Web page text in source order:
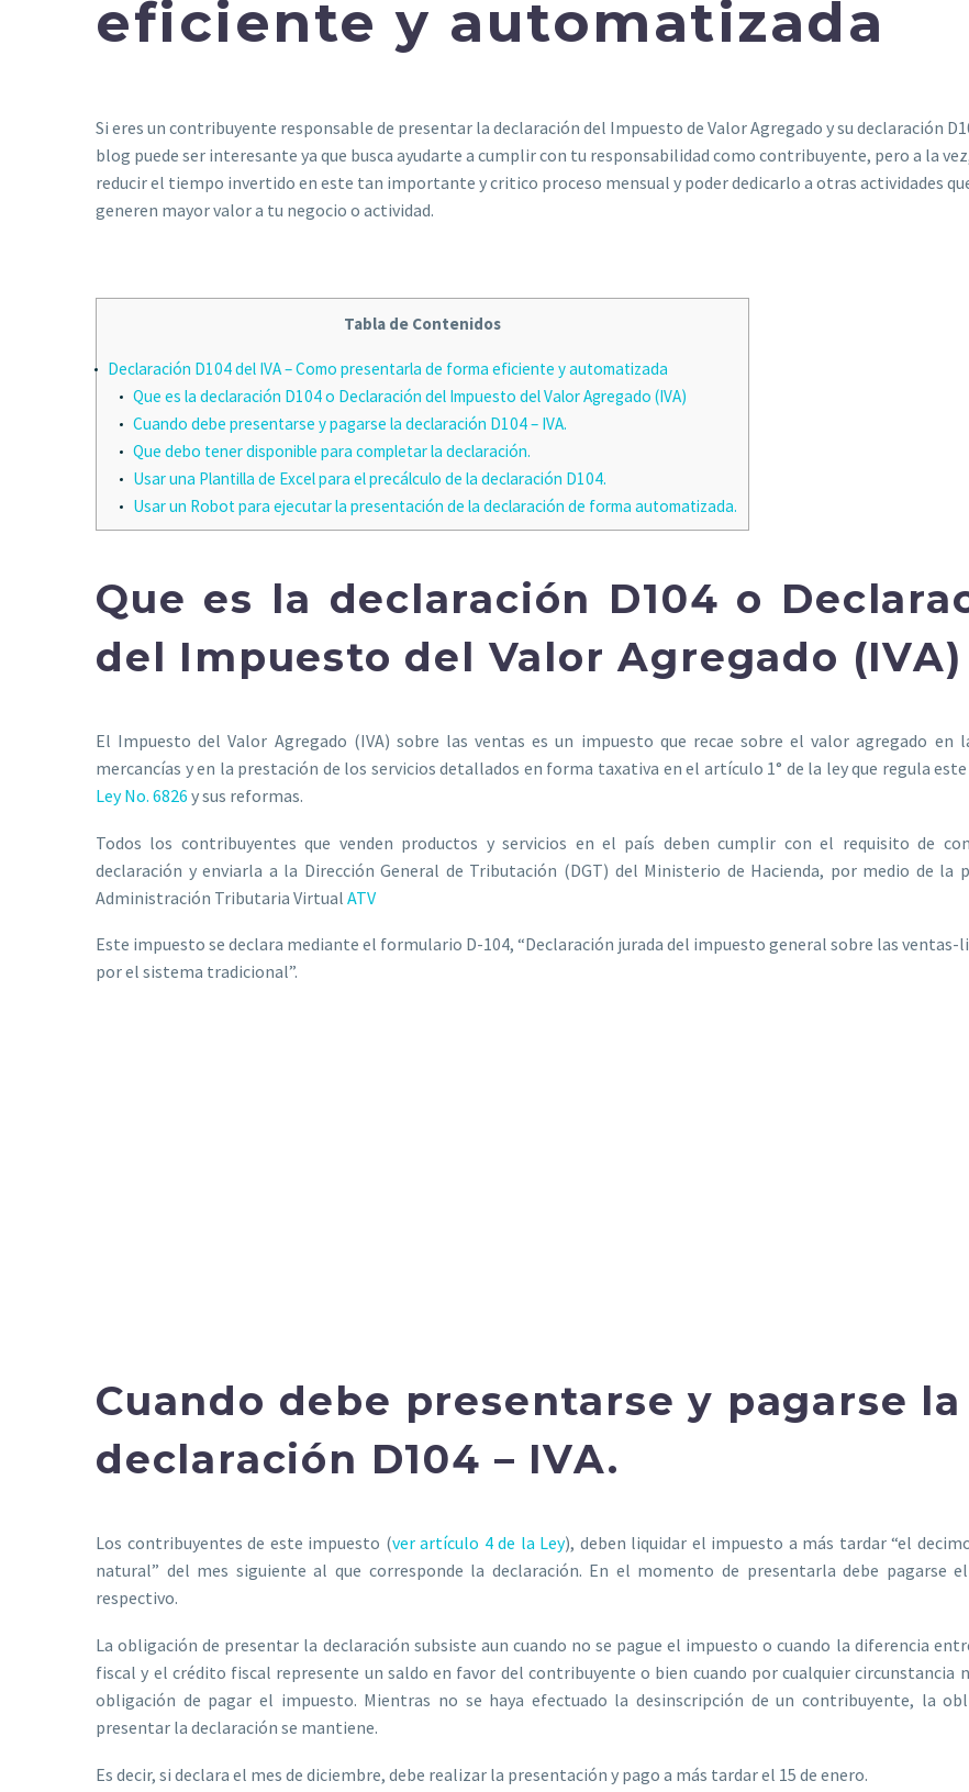
eficiente y automatizada
Si eres un contribuyente responsable de presentar la declaración del Impuesto de Valor Agregado y su declaración
blog puede ser interesante ya que busca ayudarte a cumplir con tu responsabilidad como contribuyente, pero a la
reducir el tiempo invertido en este tan importante y critico proceso mensual y poder dedicarlo a otras actividades
generen mayor valor a tu negocio o actividad.
Tabla de Contenidos
Declaración D104 del IVA – Como presentarla de forma eficiente y automatizada
Que es la declaración D104 o Declaración del Impuesto del Valor Agregado (IVA)
Cuando debe presentarse y pagarse la declaración D104 – IVA.
Que debo tener disponible para completar la declaración.
Usar una Plantilla de Excel para el precálculo de la declaración D104.
Usar un Robot para ejecutar la presentación de la declaración de forma automatizada.
Que es la declaración D104 o
del Impuesto del Valor Agregado (IVA)
El Impuesto del Valor Agregado (IVA) sobre las ventas es un impuesto que recae sobre el valor agregado en
mercancías y en la prestación de los servicios detallados en forma taxativa en el artículo 1° de la ley que regula
Ley No. 6826 y sus reformas.
Todos los contribuyentes que venden productos y servicios en el país deben cumplir con el requisito de
declaración y enviarla a la Dirección General de Tributación (DGT) del Ministerio de Hacienda, por medio de la
Administración Tributaria Virtual ATV
Este impuesto se declara mediante el formulario D-104, “Declaración jurada del impuesto general sobre las ventas-
por el sistema tradicional”.
Cuando debe presentarse y pagarse la
declaración D104 – IVA.
Los contribuyentes de este impuesto (ver artículo 4 de la Ley), deben liquidar el impuesto a más tardar “el
natural” del mes siguiente al que corresponde la declaración. En el momento de presentarla debe pagarse
respectivo.
La obligación de presentar la declaración subsiste aun cuando no se pague el impuesto o cuando la diferencia
fiscal y el crédito fiscal represente un saldo en favor del contribuyente o bien cuando por cualquier circunstancia
obligación de pagar el impuesto. Mientras no se haya efectuado la desinscripción de un contribuyente, la
presentar la declaración se mantiene.
Es decir, si declara el mes de diciembre, debe realizar la presentación y pago a más tardar el 15 de enero.